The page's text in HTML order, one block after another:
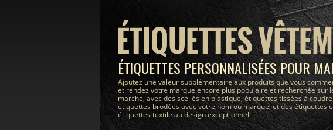
ÉTIQUETTES
ÉTIQUETTES PERSONNALISÉES POUR
Ajoutez une valeur supplémentaire aux produits que vous
et rendez votre marque encore plus populaire et recherchée sur
marché, avec des scellés en plastique, étiquettes tissées à
étiquettes brodées avec votre nom ou marque, et des étiquettes
étiquettes textile au design exceptionnel!